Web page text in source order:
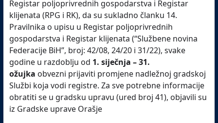
Registar poljoprivrednih gospodarstva i Registar
klijenata (RPG i RK), da su sukladno članku 14.
Pravilnika o upisu u Registar poljoprivrednih
gospodarstva i Registar klijenata (“Službene novina
Federacije BiH”, broj: 42/08, 24/20 i 31/22), svake
godine u razdoblju od 1. siječnja – 31.
ožujka obvezni prijaviti promjene nadležnoj gradskoj
Službi koja vodi registre. Za sve potrebne informacije
obratiti se u gradsku upravu (ured broj 41), objavili su
iz Gradske uprave Orašje